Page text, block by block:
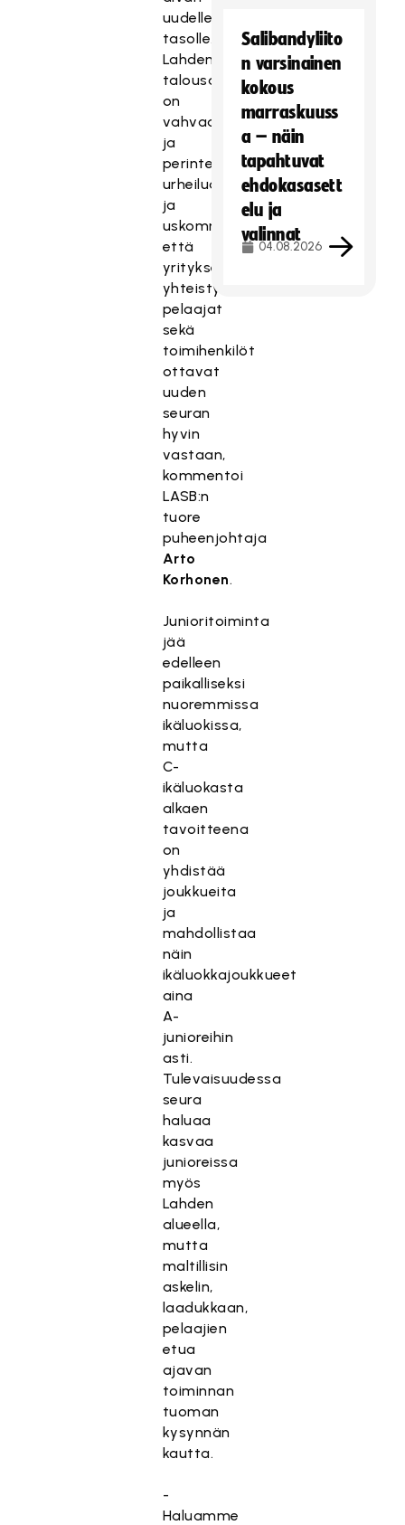
uudelle
tasolle.
Lahden
talousalue
on
vahvaa
ja
perinteikästä
urheilualuetta
ja
uskomme,
että
yritykset,
yhteistyökumppanit,
pelaajat
sekä
toimihenkilöt
ottavat
uuden
seuran
hyvin
vastaan,
kommentoi
LASB:n
tuore
puheenjohtaja
Arto
Korhonen.
Junioritoiminta
jää
edelleen
paikalliseksi
nuoremmissa
ikäluokissa,
mutta
C-
ikäluokasta
alkaen
tavoitteena
on
yhdistää
joukkueita
ja
mahdollistaa
näin
ikäluokkajoukkueet
aina
A-
junioreihin
asti.
Tulevaisuudessa
seura
haluaa
kasvaa
junioreissa
myös
Lahden
alueella,
mutta
maltillisin
askelin,
laadukkaan,
pelaajien
etua
ajavan
toiminnan
tuoman
kysynnän
kautta.
-
Haluamme
Salibandyliito
n varsinainen
kokous
marraskuuss
a – näin
tapahtuvat
ehdokasasett
elu ja
valinnat
04.08.2026